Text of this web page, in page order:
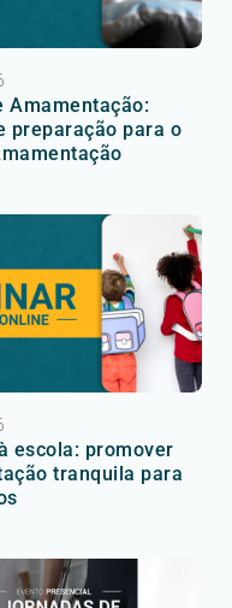
Amamentação:
preparação para o
escola: promover
tranquila para